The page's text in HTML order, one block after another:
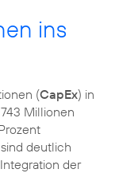
ins
(CapEx) in
Millionen
deutlich
der